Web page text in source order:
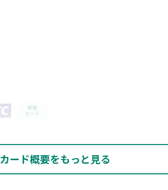
カード概要をもっと見る